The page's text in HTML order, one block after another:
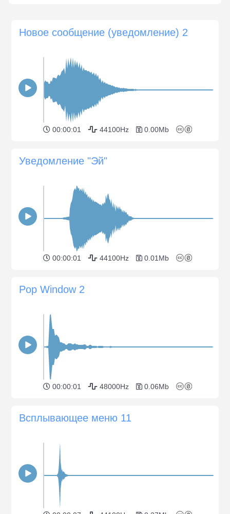
Новое сообщение (уведомление) 2
00:00:01 44100Hz 0.00Mb
Уведомление "Эй"
00:00:01 44100Hz 0.01Mb
Pop Window 2
00:00:01 48000Hz 0.06Mb
Всплывающее меню 11